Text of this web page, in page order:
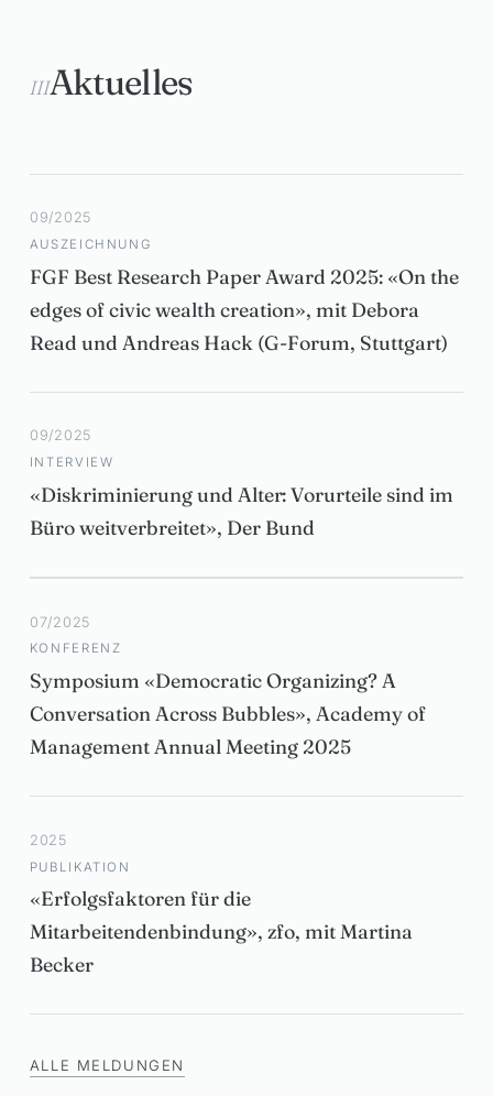
IIIAktuelles
09/2025
AUSZEICHNUNG
FGF Best Research Paper Award 2025: «On the
edges of civic wealth creation», mit Debora
Read und Andreas Hack (G-Forum, Stuttgart)
09/2025
INTERVIEW
«Diskriminierung und Alter: Vorurteile sind im
Büro weitverbreitet», Der Bund
07/2025
KONFERENZ
Symposium «Democratic Organizing? A
Conversation Across Bubbles», Academy of
Management Annual Meeting 2025
2025
PUBLIKATION
«Erfolgsfaktoren für die
Mitarbeitendenbindung», zfo, mit Martina
Becker
ALLE MELDUNGEN